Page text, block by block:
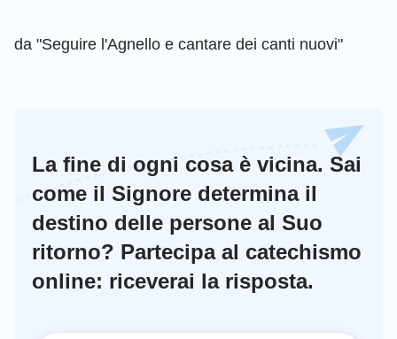
da "Seguire l'Agnello e cantare dei canti nuovi"
La fine di ogni cosa è vicina. Sai
come il Signore determina il
destino delle persone al Suo
ritorno? Partecipa al catechismo
online: riceverai la risposta.